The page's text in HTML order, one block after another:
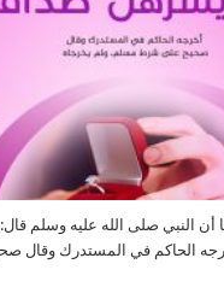
النبي صلى الله عليه وسلم
الحاكم في المستدرك وقال